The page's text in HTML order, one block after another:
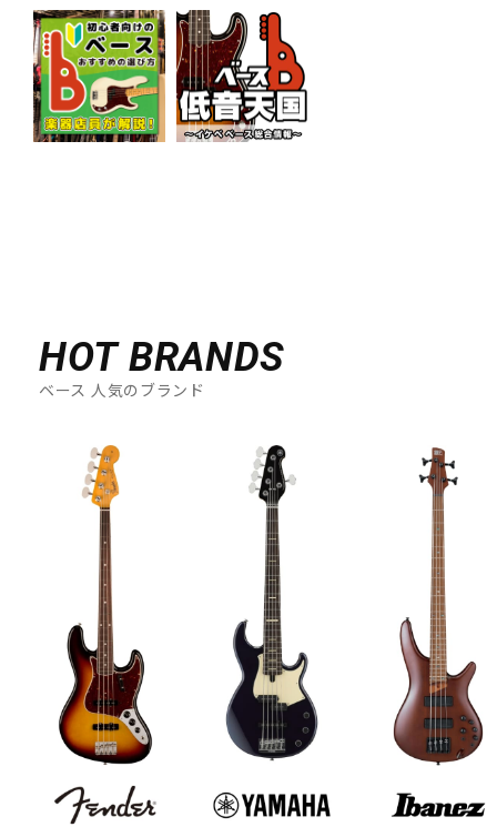
管楽器
アンプ
配信/ライブ機器
中古
HOT BRANDS
ベース 人気のブランド